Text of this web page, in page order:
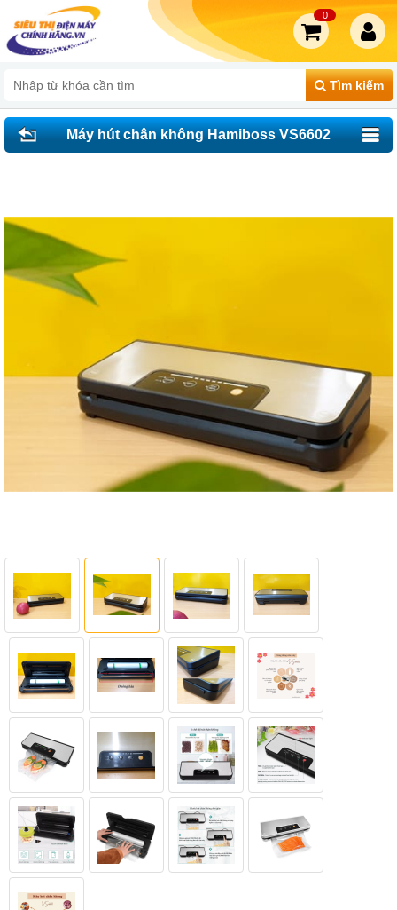
Tìm kiếm
0
Máy hút chân không Hamiboss VS6602